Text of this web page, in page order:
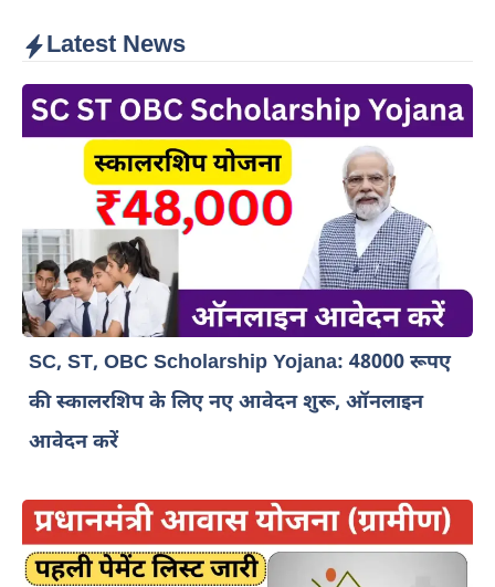
Latest News
SC, ST, OBC Scholarship Yojana: 48000 रूपए
की स्कालरशिप के लिए नए आवेदन शुरू, ऑनलाइन
आवेदन करें